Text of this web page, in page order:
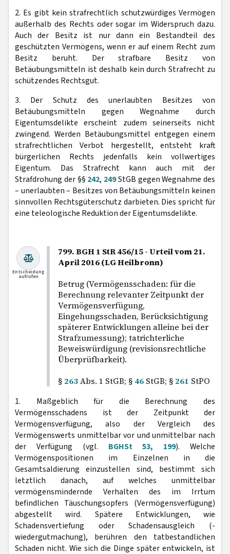
2. Es gibt kein strafrechtlich schutzwürdiges Vermögen
außerhalb des Rechts oder sogar im Widerspruch dazu.
Auch der Besitz ist nur dann ein Bestandteil des
geschützten Vermögens, wenn er auf einem Recht zum
Besitz beruht. Der strafbare Besitz von
Betäubungsmitteln ist deshalb kein durch Strafrecht zu
schützendes Rechtsgut.
3. Der Schutz des unerlaubten Besitzes von
Betäubungsmitteln gegen Wegnahme durch
Eigentumsdelikte erscheint zudem seinerseits nicht
zwingend. Werden Betäubungsmittel entgegen einem
strafrechtlichen Verbot hergestellt, entsteht kraft
bürgerlichen Rechts jedenfalls kein vollwertiges
Eigentum. Das Strafrecht kann auch mit der
Strafdrohung der §§ 242, 249StGB gegen Wegnahme des
– unerlaubten – Besitzes von Betäubungsmitteln keinen
sinnvollen Rechtsgüterschutz darbieten. Dies spricht für
eine teleologische Reduktion der Eigentumsdelikte.
799. BGH 1 StR 456/15 - Urteil vom 21.
April 2016 (LG Heilbronn)
Betrug (Vermögensschaden: für die
Berechnung relevanter Zeitpunkt der
Vermögensverfügung,
Eingehungsschaden, Berücksichtigung
späterer Entwicklungen alleine bei der
Strafzumessung); tatrichterliche
Beweiswürdigung (revisionsrechtliche
Überprüfbarkeit).
§ 263Abs. 1 StGB; § 46 StGB; § 261 StPO
Entscheidung
aufrufen
1. Maßgeblich für die Berechnung des
Vermögensschadens ist der Zeitpunkt der
Vermögensverfügung, also der Vergleich des
Vermögenswerts unmittelbar vor und unmittelbar nach
der Verfügung (vgl. BGHSt 53, 199). Welche
Vermögenspositionen im Einzelnen in die
Gesamtsaldierung einzustellen sind, bestimmt sich
letztlich danach, auf welches unmittelbar
vermögensmindernde Verhalten des im Irrtum
befindlichen Täuschungsopfers (Vermögensverfügung)
abgestellt wird. Spätere Entwicklungen, wie
Schadensvertiefung oder Schadensausgleich (-
wiedergutmachung), berühren den tatbestandlichen
Schaden nicht. Wie sich die Dinge später entwickeln, ist